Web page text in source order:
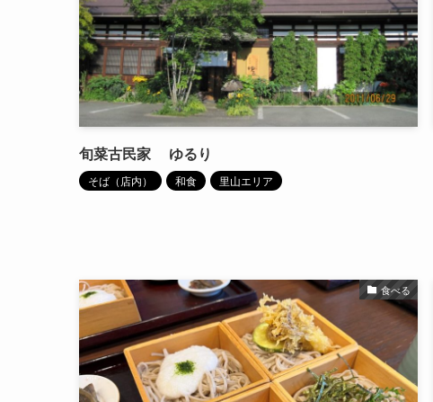
旬菜古民家 ゆるり
そば（店内） 和食 里山エリア
食べる